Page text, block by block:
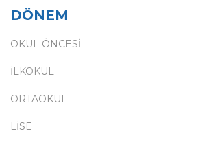
DÖNEM
OKUL ÖNCESİ
İLKOKUL
ORTAOKUL
LİSE